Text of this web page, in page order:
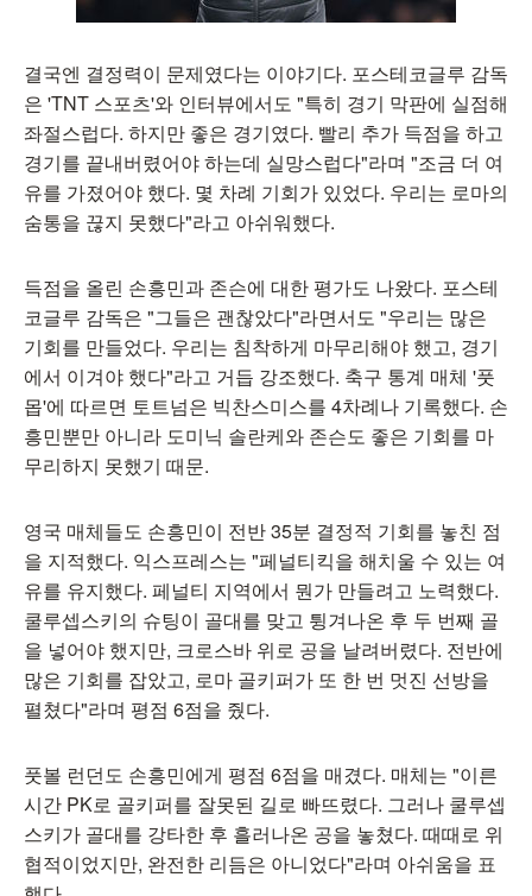
결국엔 결정력이 문제였다는 이야기다. 포스테코글루 감독
은 'TNT 스포츠'와 인터뷰에서도 "특히 경기 막판에 실점해
좌절스럽다. 하지만 좋은 경기였다. 빨리 추가 득점을 하고
경기를 끝내버렸어야 하는데 실망스럽다"라며 "조금 더 여
유를 가졌어야 했다. 몇 차례 기회가 있었다. 우리는 로마의
숨통을 끊지 못했다"라고 아쉬워했다.
득점을 올린 손흥민과 존슨에 대한 평가도 나왔다. 포스테
코글루 감독은 "그들은 괜찮았다"라면서도 "우리는 많은
기회를 만들었다. 우리는 침착하게 마무리해야 했고, 경기
에서 이겨야 했다"라고 거듭 강조했다. 축구 통계 매체 '풋
몹'에 따르면 토트넘은 빅찬스미스를 4차례나 기록했다. 손
흥민뿐만 아니라 도미닉 솔란케와 존슨도 좋은 기회를 마
무리하지 못했기 때문.
영국 매체들도 손흥민이 전반 35분 결정적 기회를 놓친 점
을 지적했다. 익스프레스는 "페널티킥을 해치울 수 있는 여
유를 유지했다. 페널티 지역에서 뭔가 만들려고 노력했다.
쿨루셉스키의 슈팅이 골대를 맞고 튕겨나온 후 두 번째 골
을 넣어야 했지만, 크로스바 위로 공을 날려버렸다. 전반에
많은 기회를 잡았고, 로마 골키퍼가 또 한 번 멋진 선방을
펼쳤다"라며 평점 6점을 줬다.
풋볼 런던도 손흥민에게 평점 6점을 매겼다. 매체는 "이른
시간 PK로 골키퍼를 잘못된 길로 빠뜨렸다. 그러나 쿨루셉
스키가 골대를 강타한 후 흘러나온 공을 놓쳤다. 때때로 위
협적이었지만, 완전한 리듬은 아니었다"라며 아쉬움을 표